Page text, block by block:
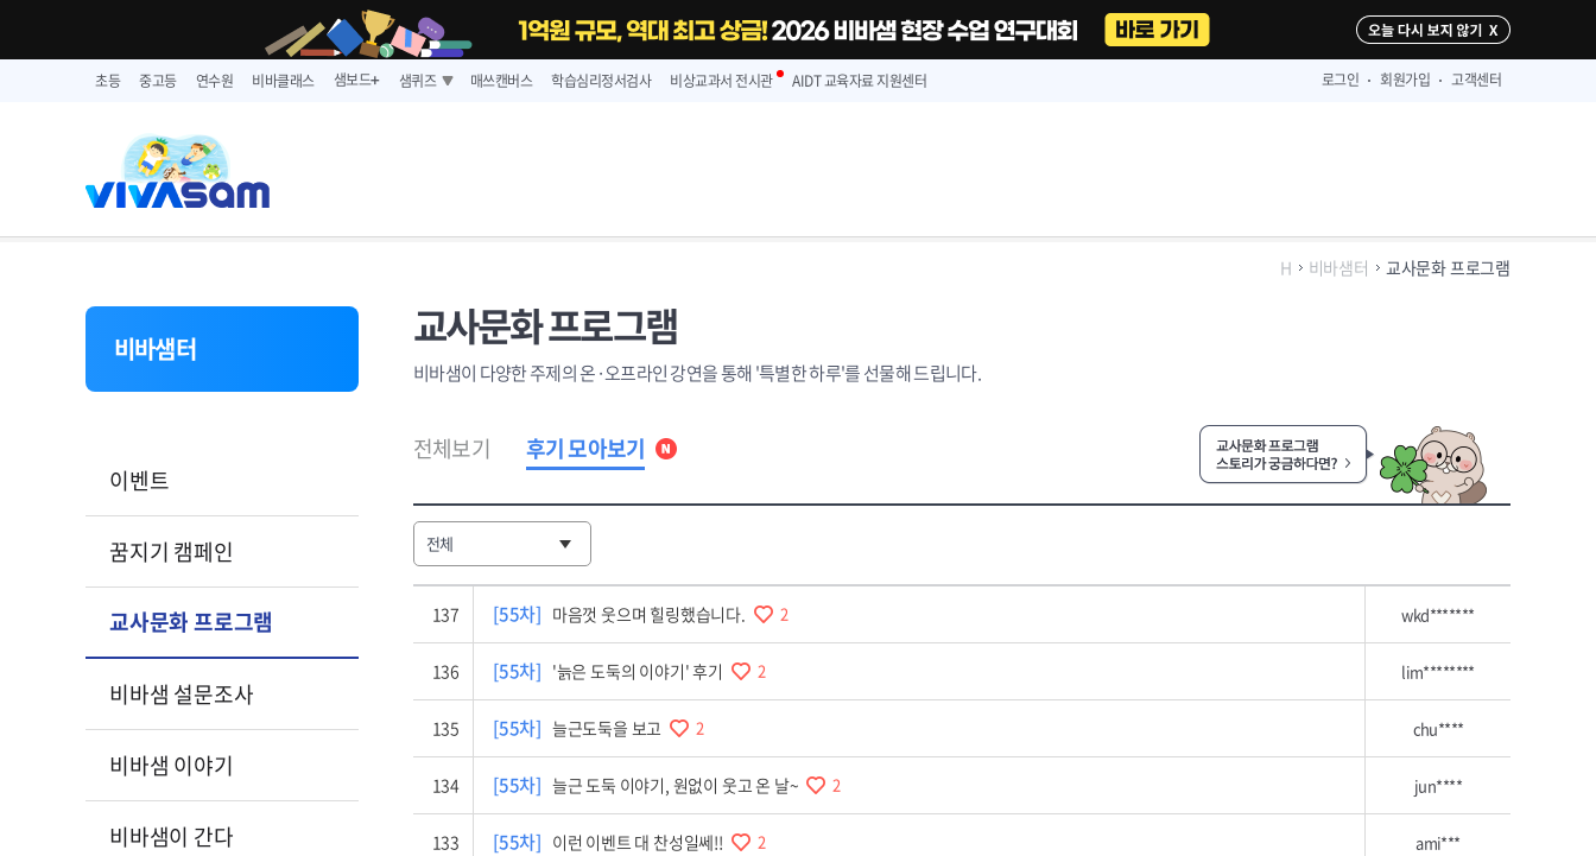
다시 보지 않기
초등 중고등 연수원 비바클래스 샘보드➕ 샘퀴즈 매쓰캔버스 학습심리정서검사 비상교과서 전시관 AIDT 교육자료 지원센터 로그인 회원가입 고객센터
비바샘터
이벤트
꿈지기 캠페인
교사문화 프로그램
비바샘 설문조사
비바샘 이야기
비바샘이 간다
H 비바샘터 교사문화 프로그램
교사문화 프로그램
비바샘이 다양한 주제의 온·오프라인 강연을 통해 '특별한 하루'를 선물해 드립니다.
전체보기 후기 모아보기
전체
137 [55차] 마음껏 웃으며 힐링했습니다. 2 wkd*******
136 [55차] '늙은 도둑의 이야기' 후기 2 lim********
135 [55차] 늘근도둑을 보고 2 chu****
134 [55차] 늘근 도둑 이야기, 원없이 웃고 온 날~ 2 jun****
133 [55차] 이런 이벤트 대 찬성일쎄!! 2 ami***